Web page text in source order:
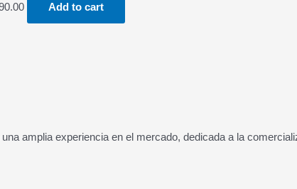
Add to cart
amplia experiencia en el mercado, dedicada a la